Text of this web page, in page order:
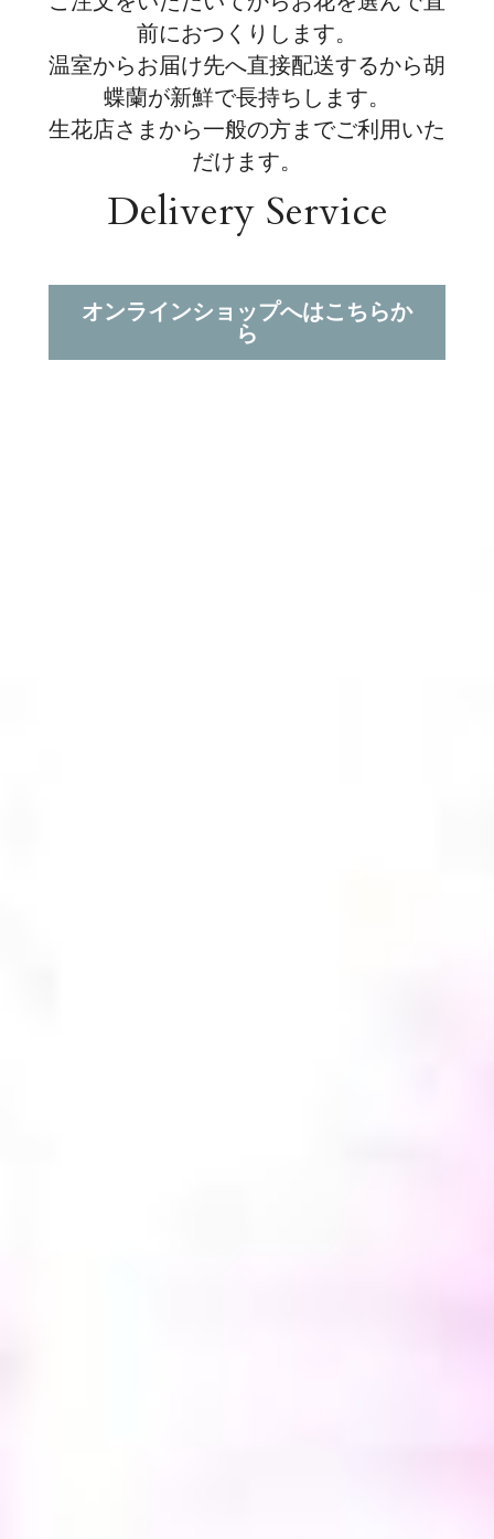
前におつくりします。
温室からお届け先へ直接配送するから胡
蝶蘭が新鮮で長持ちします。
生花店さまから一般の方までご利用いた
だけます。
Delivery Service
オンラインショップへはこちらか
ら